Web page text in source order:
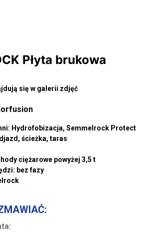
Płyta brukowa
się w galerii zdjęć
Hydrofobizacja, Semmelrock Protect
ścieżka, taras
ciężarowe powyżej 3,5 t
bez fazy